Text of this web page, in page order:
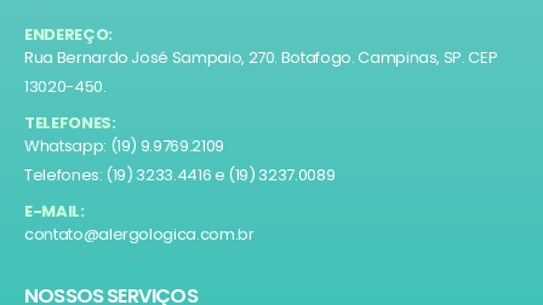
ENDEREÇO:
Rua Bernardo José Sampaio, 270. Botafogo. Campinas, SP. CEP
13020-450.
TELEFONES:
Whatsapp: (19) 9.9769.2109
Telefones: (19) 3233.4416 e (19) 3237.0089
E-MAIL:
contato@alergologica.com.br
NOSSOS SERVIÇOS